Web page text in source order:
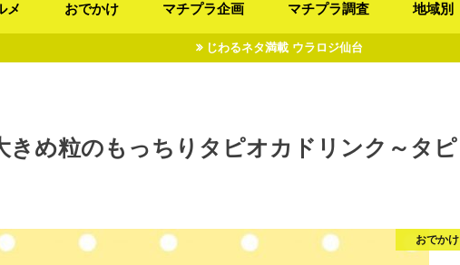
メ おでかけ マチプラ企画
オトアルキ
マチプラ企業訪問
ファッション
ブラミヤギ
マチプラ漫画
マチプラ小説
マチプラ調査
歴史
地域別
じわるネタ満載 ウラロジ仙台
きめ粒のもっちりタピオカドリンク～タピ
おでかけ